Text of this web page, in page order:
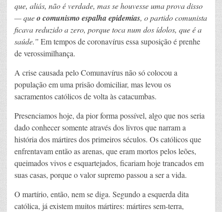
que, aliás, não é verdade, mas se houvesse uma prova disso
— queo comunismo espalha epidemias, o partido comunista
ficava reduzido a zero, porque toca num dos ídolos, que é a
saúde.” Em tempos de coronavírus essa suposição é prenhe
de verossimilhança.
A crise causada pelo Comunavírus não só colocou a
população em uma prisão domiciliar, mas levou os
sacramentos católicos de volta às catacumbas.
Presenciamos hoje, da pior forma possível, algo que nos seria
dado conhecer somente através dos livros que narram a
história dos mártires dos primeiros séculos. Os católicos que
enfrentavam então as arenas, que eram mortos pelos leões,
queimados vivos e esquartejados, ficariam hoje trancados em
suas casas, porque o valor supremo passou a ser a vida.
O martírio, então, nem se diga. Segundo a esquerda dita
católica, já existem muitos mártires: mártires sem-terra,